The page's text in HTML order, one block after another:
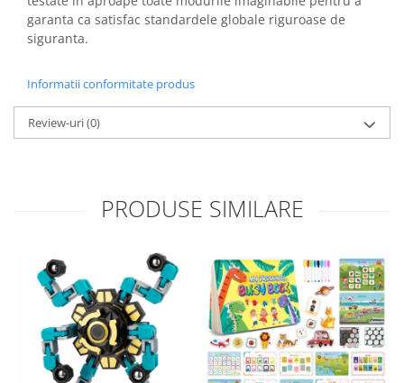
garanta ca satisfac standardele globale riguroase de
siguranta.
Informatii conformitate produs
Review-uri(0)
PRODUSE SIMILARE